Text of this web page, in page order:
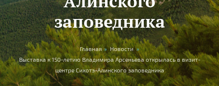
заповедника
Вы здесь Главная » Новости »
Выставка к 150-летию Владимира Арсеньева открылась в визит-
центре Сихотэ-Алинского заповедника